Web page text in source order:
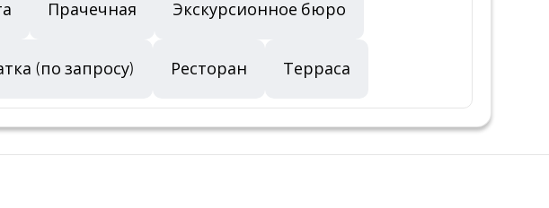
Прачечная Экскурсионное бюро
(по запросу) Ресторан Терраса